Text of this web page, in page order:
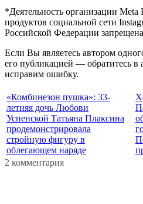
*Деятельность организации Meta
продуктов социальной сети
Российской Федерации
Если Вы являетесь автором
его публикацией — обратитесь
исправим ошибку.
«Комбинезон пушка»: 33-
летняя дочь Любови
Успенской Татьяна Плаксина
продемонстрировала
стройную фигуру в
облегающем наряде
2 комментария